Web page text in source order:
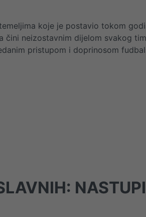
koje je postavio tokom
neizostavnim dijelom svakog
pristupom i doprinosom